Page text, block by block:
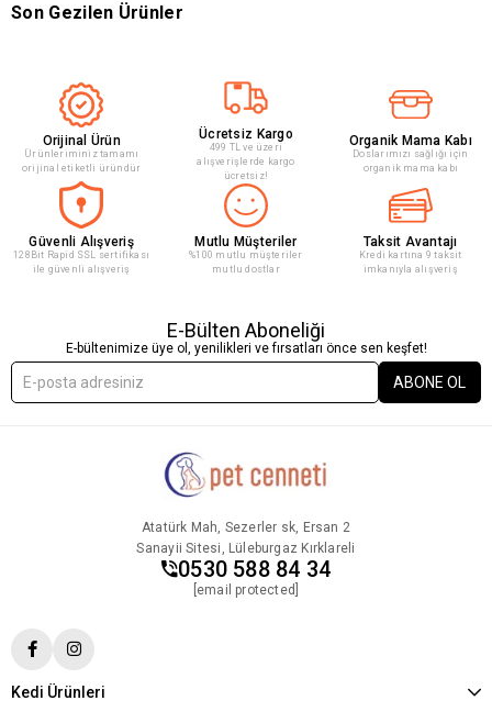
Son Gezilen Ürünler
Orijinal Ürün
Ürünleriminiz tamamı
orijinal etiketli üründür
Ücretsiz Kargo
499 TL ve üzeri
alışverişlerde kargo
ücretsiz!
Organik Mama Kabı
Doslarımızı sağlığı için
organik mama kabı
Güvenli Alışveriş
128Bit Rapid SSL sertifikası
ile güvenli alışveriş
Mutlu Müşteriler
%100 mutlu müşteriler
mutlu dostlar
Taksit Avantajı
Kredi kartına 9 taksit
imkanıyla alışveriş
E-Bülten Aboneliği
E-bültenimize üye ol, yenilikleri ve fırsatları önce sen keşfet!
ABONE OL
Atatürk Mah, Sezerler sk, Ersan 2
Sanayii Sitesi, Lüleburgaz Kırklareli
0530 588 84 34
[email protected]
Kedi Ürünleri